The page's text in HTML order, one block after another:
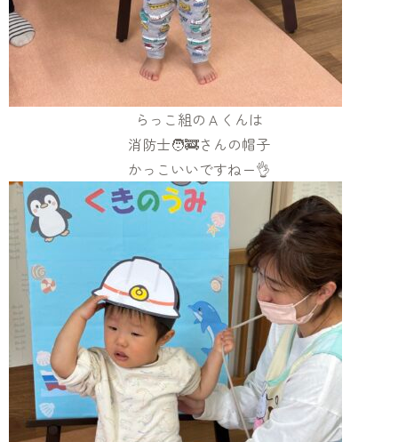
らっこ組のＡくんは
消防士🧑‍🚒さんの帽子
かっこいいですねー👌